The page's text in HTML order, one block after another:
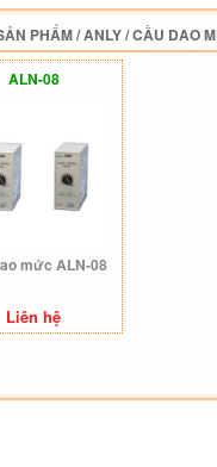
PHẨM/ANLY/CẦU DAO
ALN-08
mức ALN-08
Liên hệ